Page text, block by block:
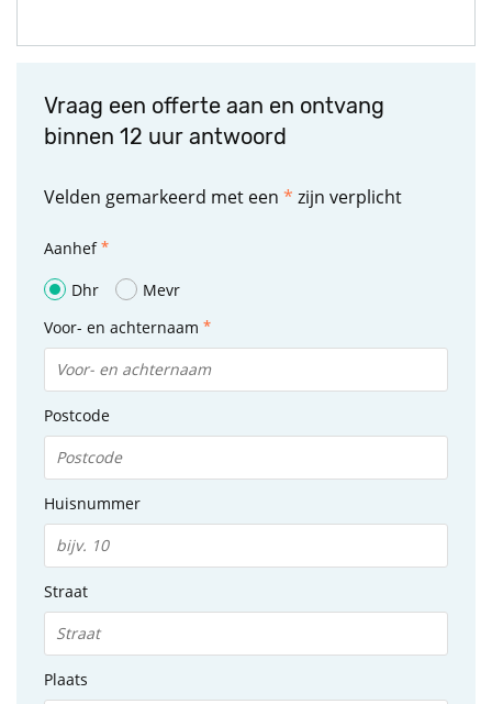
Vraag een offerte aan en ontvang
binnen 12 uur antwoord
Velden gemarkeerd met een * zijn verplicht
Aanhef
Dhr
Mevr
Voor- en achternaam
Postcode
Huisnummer
Straat
Plaats